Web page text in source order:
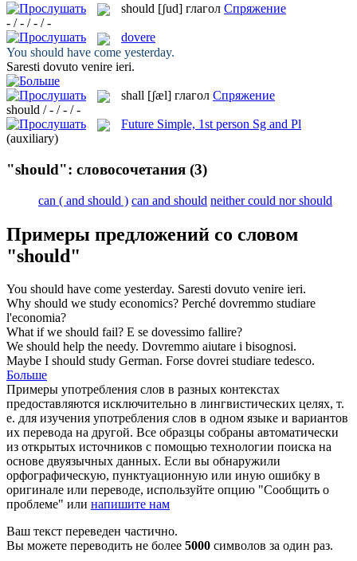
should [ʃud] глагол Спряжение
- / - / - / -
dovere
You should have come yesterday.
Saresti dovuto venire ieri.
shall [ʃæl] глагол Спряжение
should / - / - / -
Future Simple, 1st person Sg and Pl
(auxiliary)
"should": словосочетания (3)
can ( and should ) can and should neither could nor should
Примеры предложений со словом
"should"
You should have come yesterday. Saresti dovuto venire ieri.
Why should we study economics? Perché dovremmo studiare
l'economia?
What if we should fail? E se dovessimo fallire?
We should help the needy. Dovremmo aiutare i bisognosi.
Maybe I should study German. Forse dovrei studiare tedesco.
Больше
Примеры употребления слов в разных контекстах
предоставляются исключительно в лингвистических целях, т.
е. для изучения употребления слов в одном языке и вариантов
их перевода на другой. Все образцы собраны автоматически
из открытых источников с помощью технологии поиска на
основе двуязычных данных. Если вы обнаружили
орфографическую, пунктуационную или иную ошибку в
оригинале или переводе, используйте опцию "Сообщить о
проблеме" или напишите нам
Ваш текст переведен частично.
Вы можете переводить не более 5000 символов за один раз.